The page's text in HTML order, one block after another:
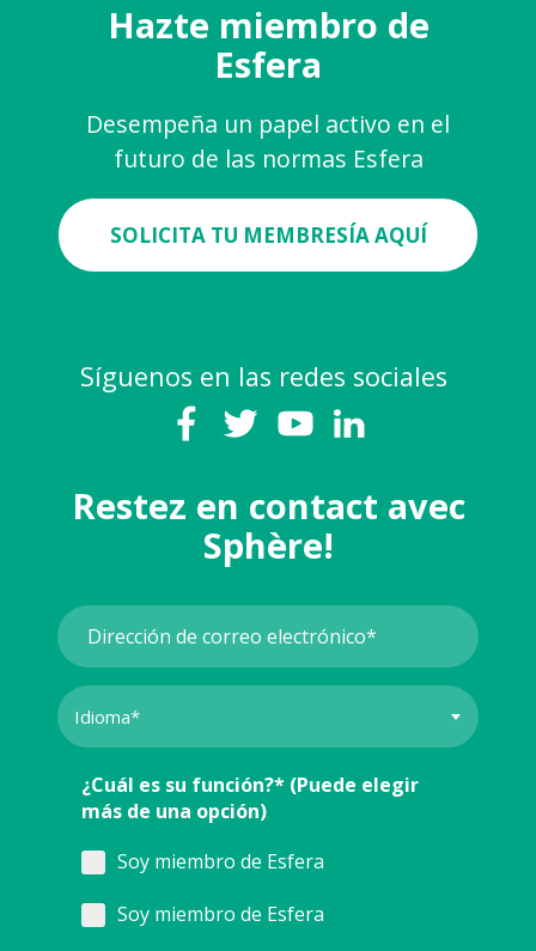
Hazte miembro de
Esfera
Desempeña un papel activo en el
futuro de las normas Esfera
SOLICITA TU MEMBRESÍA AQUÍ
Síguenos en las redes sociales
Restez en contact avec
Sphère!
¿Cuál es su función?* (Puede elegir
más de una opción)
Soy miembro de Esfera
Soy miembro de Esfera